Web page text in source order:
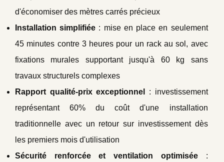
d'économiser des mètres carrés précieux
Installation simplifiée : mise en place en seulement
45 minutes contre 3 heures pour un rack au sol, avec
fixations murales supportant jusqu'à 60 kg sans
travaux structurels complexes
Rapport qualité-prix exceptionnel
: investissement
représentant 60% du coût d'une installation
traditionnelle avec un retour sur investissement dès
les premiers mois d'utilisation
Sécurité renforcée et ventilation optimisée: